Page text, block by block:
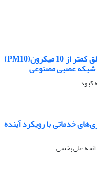
سنجش و پیش‌بینی آلاینده جوی ذرات معلق کمتر از 10 میکرون(PM10)
و شبکه عصبی مصنوعی
کبود
خدماتی با رویکرد آینده
علی بخشی